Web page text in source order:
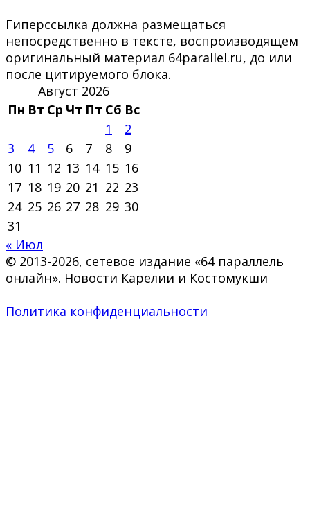
Гиперссылка должна размещаться
непосредственно в тексте, воспроизводящем
оригинальный материал 64parallel.ru, до или
после цитируемого блока.
Август 2026
Пн Вт Ср Чт Пт Сб Вс
1
2
3
4 5 6 7 8
9
10 11 12 13 14 15 16
17 18 19 20 21 22 23
24 25 26 27 28 29 30
31
« Июл
© 2013-2026, сетевое издание «64 параллель
онлайн». Новости Карелии и Костомукши
Политика конфиденциальности